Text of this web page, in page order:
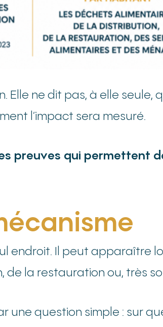
ne dit pas, à elle seule,
l’impact sera mesuré.
preuves qui permettent
endroit. Il peut apparaître
la restauration ou, très
question simple : sur